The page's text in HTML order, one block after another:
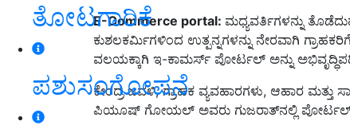
ತೋಟಗಾರಿಕೆ
ಪಶುಸಂಗೋಪನೆ
E-Commerce portal: ಮಧ್ಯವರ್ತಿಗಳನ್ನು
ಕುಶಲಕರ್ಮಿಗಳಿಂದ ಉತ್ಪನ್ನಗಳನ್ನು ನೇರವಾಗಿ
ವಲಯಕ್ಕಾಗಿ ಇ-ಕಾಮರ್ಸ್ ಪೋರ್ಟಲ್ ಅನ್ನು
ಕೇಂದ್ರ ಜವಳಿ, ಗ್ರಾಹಕ ವ್ಯವಹಾರಗಳು, ಆಹಾರ ಮತ್ತು
ಪಿಯೂಷ್ ಗೋಯಲ್ ಅವರು ಗುಜರಾತ್‌ನಲ್ಲಿ ಪೋರ್ಟಲ್